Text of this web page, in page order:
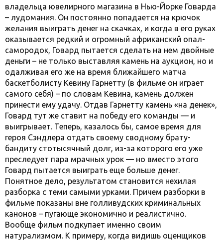
владельца ювелирного магазина в Нью-Йорке Говарда
– лудомания. Он постоянно попадается на крючок
желания выиграть денег на скачках, и когда в его руках
оказывается редкий и огромный африканский опал-
самородок, Говард пытается сделать на нем двойные
деньги – не только выставляя камень на аукцион, но и
одалживая его же на время ближайшего матча
баскетболисту Кевину Гарнетту (в фильме он играет
самого себя) – по словам Кевина, камень должен
принести ему удачу. Отдав Гарнетту камень «на денек»,
Говард тут же ставит на победу его команды — и
выигрывает. Теперь, казалось бы, самое время для
героя Сэндлера отдать своему сводному брату-
бандиту стотысячный долг, из-за которого его уже
преследует пара мрачных урок — но вместо этого
Говард пытается выиграть еще больше денег.
Понятное дело, результатом становится нехилая
разборка с теми самыми урками. Причем разборки в
фильме показаны вне голливудских криминальных
канонов – пугающе экономично и реалистично.
Вообще фильм подкупает именно своим
натурализмом. К примеру, когда видишь оценщиков